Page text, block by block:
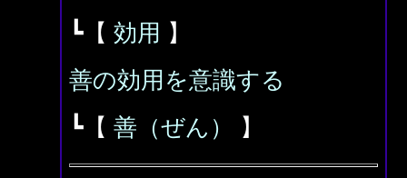
┗【 効用 】
善の効用を意識する
┗【 善（ぜん） 】